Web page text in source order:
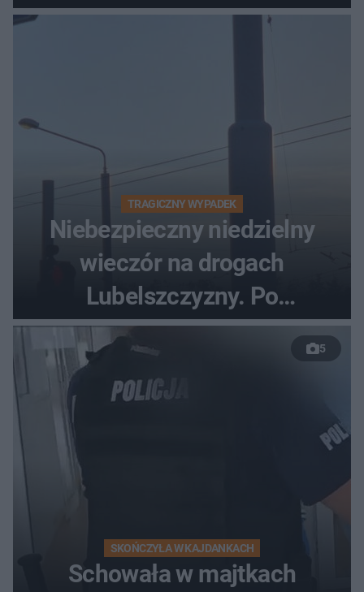
turyści!
TRAGICZNY WYPADEK
Niebezpieczny niedzielny
wieczór na drogach
Lubelszczyzny. Po
nieudanym manewrze
wyprzedzania zginął
kierowca auta
5
SKOŃCZYŁA W KAJDANKACH
Schowała w majtkach